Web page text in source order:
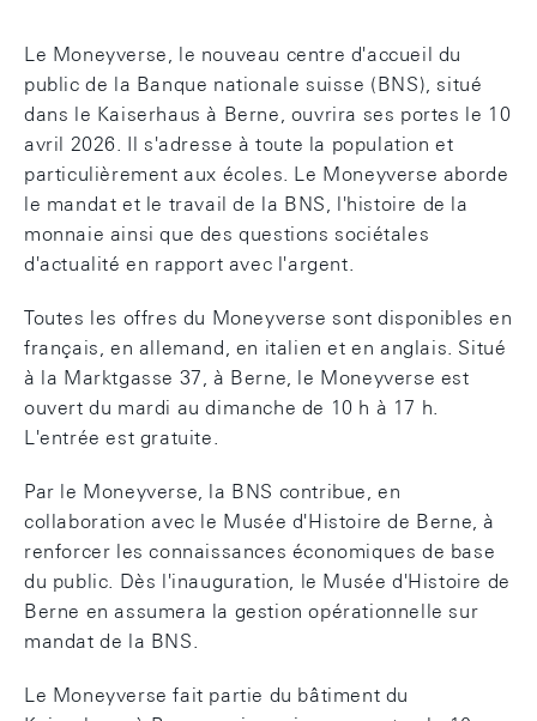
Le Moneyverse, le nouveau centre d'accueil du
public de la Banque nationale suisse (BNS), situé
dans le Kaiserhaus à Berne, ouvrira ses portes le 10
avril 2026. Il s'adresse à toute la population et
particulièrement aux écoles. Le Moneyverse aborde
le mandat et le travail de la BNS, l'histoire de la
monnaie ainsi que des questions sociétales
d'actualité en rapport avec l'argent.
Toutes les offres du Moneyverse sont disponibles en
français, en allemand, en italien et en anglais. Situé
à la Marktgasse 37, à Berne, le Moneyverse est
ouvert du mardi au dimanche de 10 h à 17 h.
L'entrée est gratuite.
Par le Moneyverse, la BNS contribue, en
collaboration avec le Musée d'Histoire de Berne, à
renforcer les connaissances économiques de base
du public. Dès l'inauguration, le Musée d'Histoire de
Berne en assumera la gestion opérationnelle sur
mandat de la BNS.
Le Moneyverse fait partie du bâtiment du